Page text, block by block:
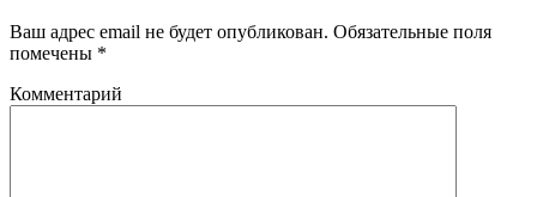
Ваш адрес email не будет опубликован. Обязательные поля
помечены *
Комментарий